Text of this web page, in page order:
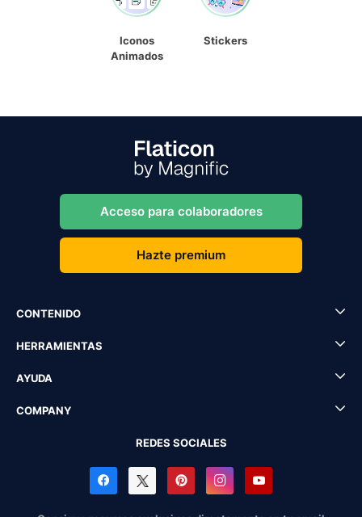
Iconos
Animados
Stickers
Acceso para colaboradores
Hazte premium
CONTENIDO
HERRAMIENTAS
AYUDA
COMPANY
REDES SOCIALES